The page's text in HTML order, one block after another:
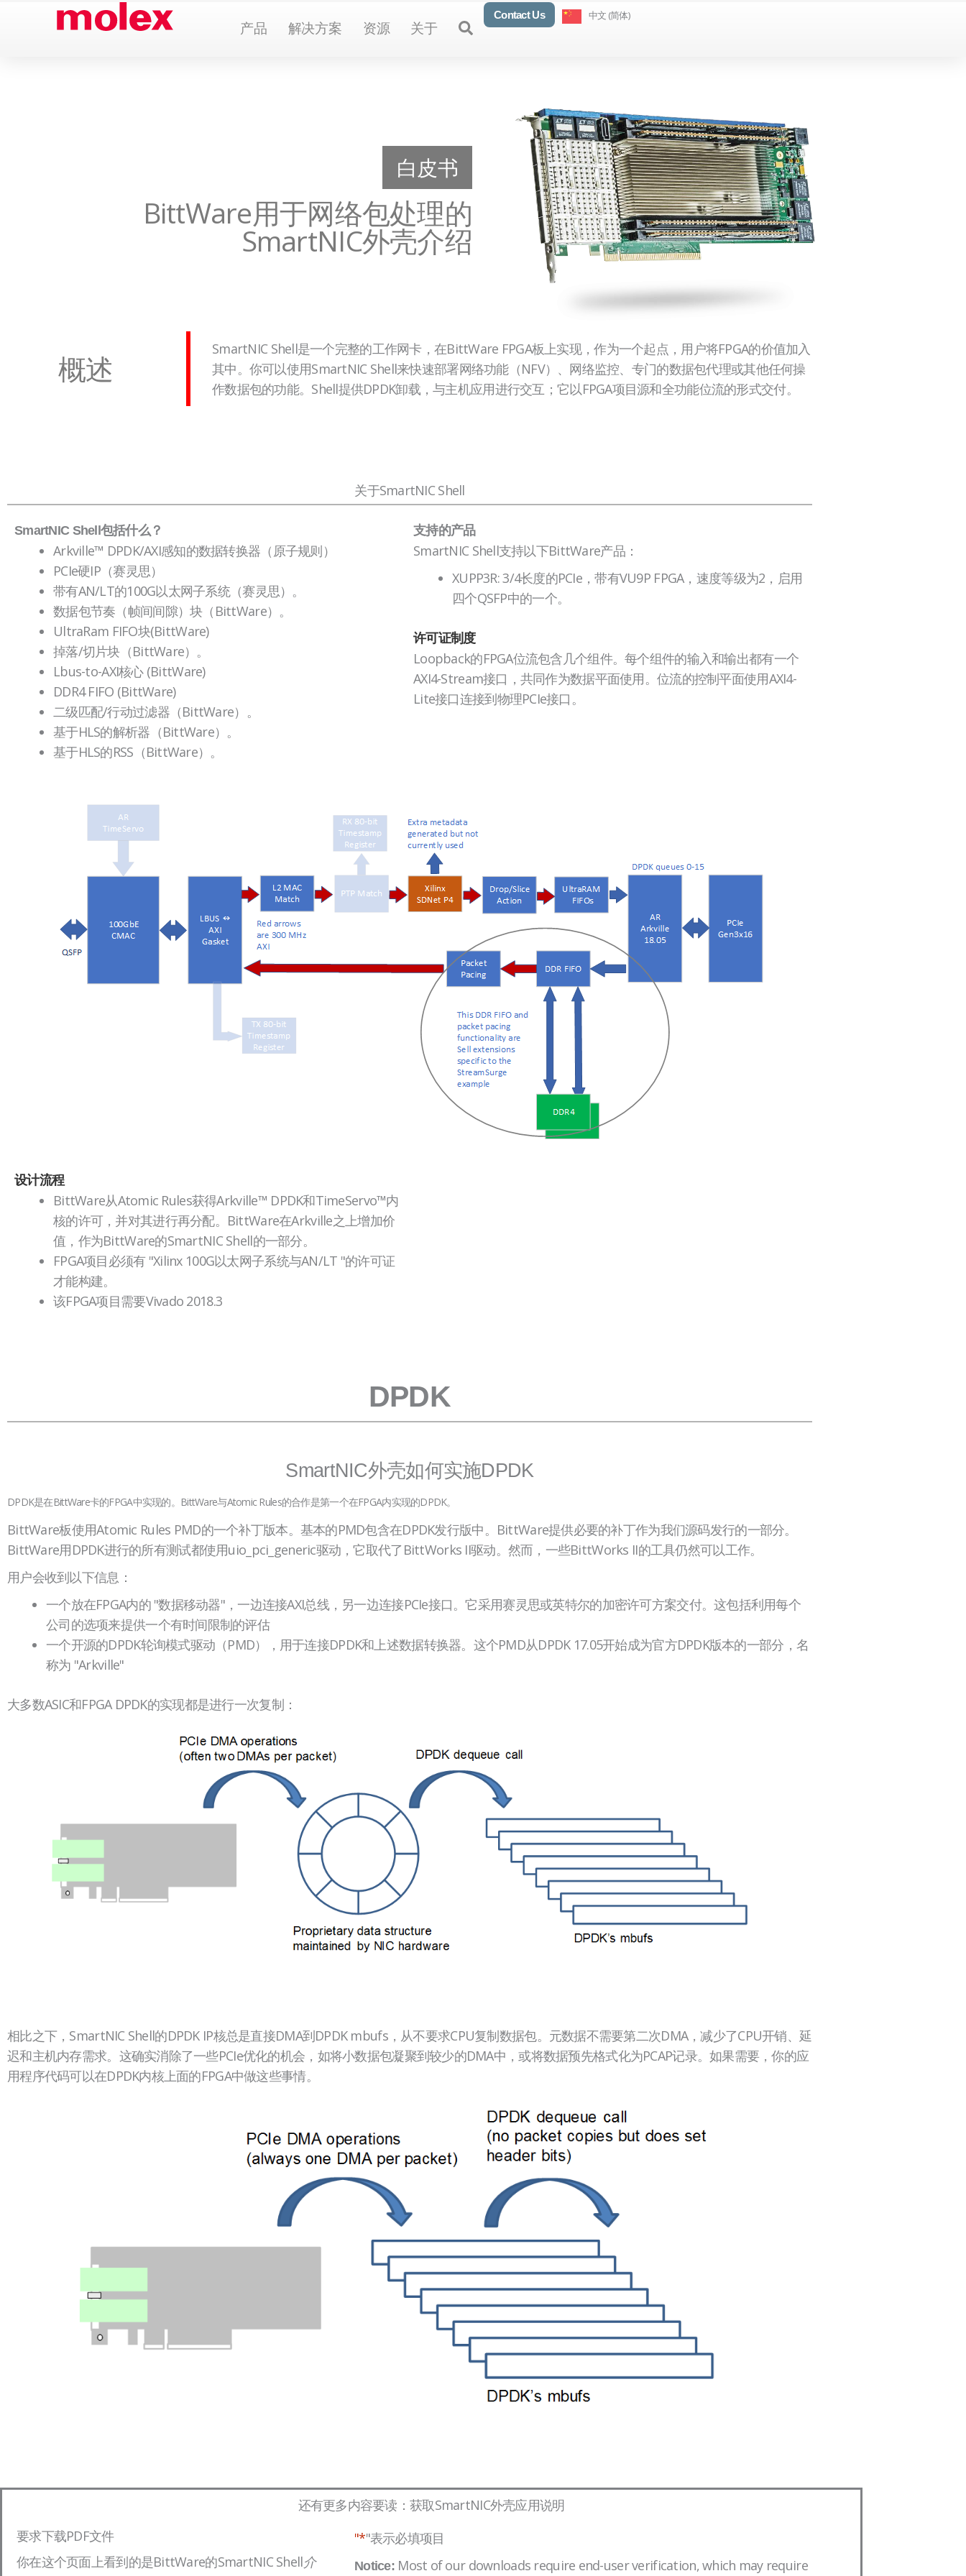
产品 Open Products
解决方案 Open Solutions
资源 Open Resources
关于 Open About
Open
Contact Us 中文 (简体)
白皮书
BittWare用于网络包处理的
SmartNIC外壳介绍
概述
SmartNIC Shell是一个完整的工作网卡，在BittWare FPGA板上实现，作为一个起点，用户将FPGA的价值加入
其中。你可以使用SmartNIC Shell来快速部署网络功能（NFV）、网络监控、专门的数据包代理或其他任何操
作数据包的功能。Shell提供DPDK卸载，与主机应用进行交互；它以FPGA项目源和全功能位流的形式交付。
关于SmartNIC Shell
SmartNIC Shell包括什么？
Arkville™ DPDK/AXI感知的数据转换器（原子规则）
PCIe硬IP（赛灵思）
带有AN/LT的100G以太网子系统（赛灵思）。
数据包节奏（帧间间隙）块（BittWare）。
UltraRam FIFO块(BittWare)
掉落/切片块（BittWare）。
Lbus-to-AXI核心 (BittWare)
DDR4 FIFO (BittWare)
二级匹配/行动过滤器（BittWare）。
基于HLS的解析器（BittWare）。
基于HLS的RSS（BittWare）。
支持的产品
SmartNIC Shell支持以下BittWare产品：
XUPP3R: 3/4长度的PCIe，带有VU9P FPGA，速度等级为2，启用
四个QSFP中的一个。
许可证制度
Loopback的FPGA位流包含几个组件。每个组件的输入和输出都有一个
AXI4-Stream接口，共同作为数据平面使用。位流的控制平面使用AXI4-
Lite接口连接到物理PCIe接口。
设计流程
BittWare从Atomic Rules获得Arkville™ DPDK和TimeServo™内
核的许可，并对其进行再分配。BittWare在Arkville之上增加价
值，作为BittWare的SmartNIC Shell的一部分。
FPGA项目必须有 "Xilinx 100G以太网子系统与AN/LT "的许可证
才能构建。
该FPGA项目需要Vivado 2018.3
DPDK
SmartNIC外壳如何实施DPDK
DPDK是在BittWare卡的FPGA中实现的。BittWare与Atomic Rules的合作是第一个在FPGA内实现的DPDK。
BittWare板使用Atomic Rules PMD的一个补丁版本。基本的PMD包含在DPDK发行版中。BittWare提供必要的补丁作为我们源码发行的一部分。
BittWare用DPDK进行的所有测试都使用uio_pci_generic驱动，它取代了BittWorks II驱动。然而，一些BittWorks II的工具仍然可以工作。
用户会收到以下信息：
一个放在FPGA内的 "数据移动器"，一边连接AXI总线，另一边连接PCIe接口。它采用赛灵思或英特尔的加密许可方案交付。这包括利用每个
公司的选项来提供一个有时间限制的评估
一个开源的DPDK轮询模式驱动（PMD），用于连接DPDK和上述数据转换器。这个PMD从DPDK 17.05开始成为官方DPDK版本的一部分，名
称为 "Arkville"
大多数ASIC和FPGA DPDK的实现都是进行一次复制：
相比之下，SmartNIC Shell的DPDK IP核总是直接DMA到DPDK mbufs，从不要求CPU复制数据包。元数据不需要第二次DMA，减少了CPU开销、延
迟和主机内存需求。这确实消除了一些PCIe优化的机会，如将小数据包凝聚到较少的DMA中，或将数据预先格式化为PCAP记录。如果需要，你的应
用程序代码可以在DPDK内核上面的FPGA中做这些事情。
还有更多内容要读：获取SmartNIC外壳应用说明
要求下载PDF文件
你在这个页面上看到的是BittWare的SmartNIC Shell介
"*"表示必填项目
Notice:Most of our downloads require end-user verification, which may require